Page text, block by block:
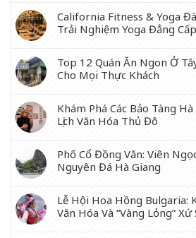
California Fitness & Yoga
Trải Nghiệm Yoga Đẳng
Top 12 Quán Ăn Ngon Ở
Cho Mọi Thực Khách
Khám Phá Các Bảo Tàng
Lịch Văn Hóa Thủ Đô
Phố Cổ Đồng Văn: Viên
Nguyên Đá Hà Giang
Lễ Hội Hoa Hồng Bulgaria:
Văn Hóa Và “Vàng Lỏng”